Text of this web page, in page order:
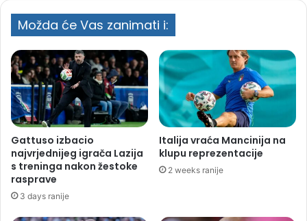
Možda će Vas zanimati i:
Gattuso izbacio
najvrjednijeg igrača Lazija
s treninga nakon žestoke
rasprave
3 days ranije
Italija vraća Mancinija na
klupu reprezentacije
2 weeks ranije